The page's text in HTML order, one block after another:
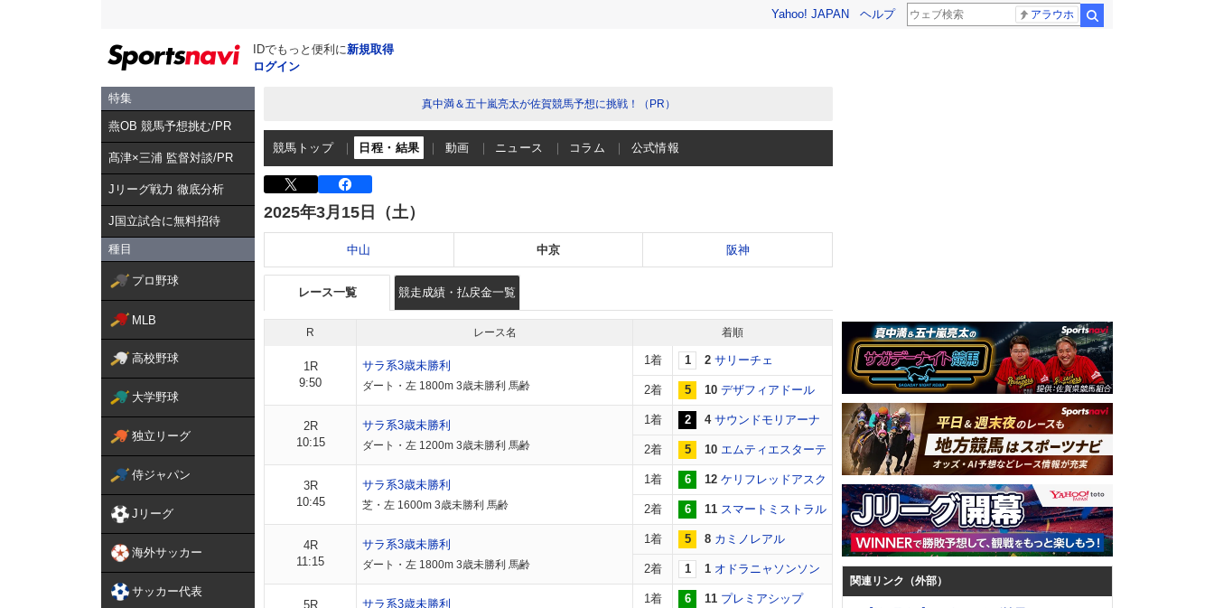
Yahoo! JAPAN ヘルプ アラウホ
IDでもっと便利に新規取得
ログイン
特集
燕OB 競馬予想挑む/PR
髙津×三浦 監督対談/PR
Jリーグ戦力 徹底分析
J国立試合に無料招待
種目
プロ野球
MLB
高校野球
大学野球
独立リーグ
侍ジャパン
Jリーグ
海外サッカー
サッカー代表
真中満＆五十嵐亮太が佐賀競馬予想に挑戦！（PR）
競馬トップ 日程・結果 動画 ニュース コラム 公式情報
2025年3月15日（土）
中山 中京 阪神
レース一覧 競走成績・払戻金一覧
R レース名 着順
1R
9:50
サラ系3歳未勝利
ダート・左 1800m 3歳未勝利 馬齢
1着 1 2 サリーチェ
2着 5 10 デザフィアドール
2R
10:15
サラ系3歳未勝利
ダート・左 1200m 3歳未勝利 馬齢
1着 2 4 サウンドモリアーナ
2着 5 10 エムティエスターテ
3R
10:45
サラ系3歳未勝利
芝・左 1600m 3歳未勝利 馬齢
1着 6 12 ケリフレッドアスク
2着 6 11 スマートミストラル
4R
11:15
サラ系3歳未勝利
ダート・左 1800m 3歳未勝利 馬齢
1着 5 8 カミノレアル
2着 1 1 オドラニャソンソン
5R
サラ系3歳未勝利 1着 6 11 プレミアシップ
関連リンク（外部）